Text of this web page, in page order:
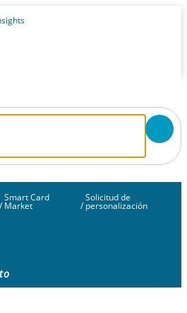
/
Smart Card
Market /
Solicitud de
personalización